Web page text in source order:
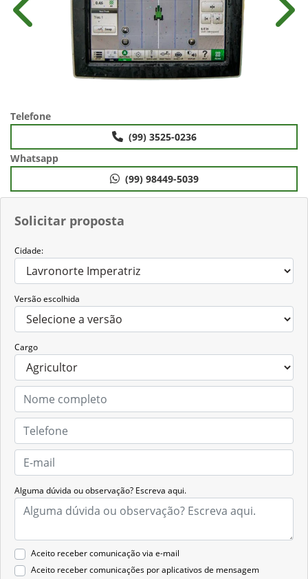
Solicitar proposta
Cidade:
Versão escolhida
Cargo
Alguma dúvida ou observação? Escreva aqui.
Aceito receber comunicação via e-mail
Aceito receber comunicações por aplicativos de mensagem
Anterior
Telefone
(99) 3525-0236
Whatsapp
(99) 98449-5039